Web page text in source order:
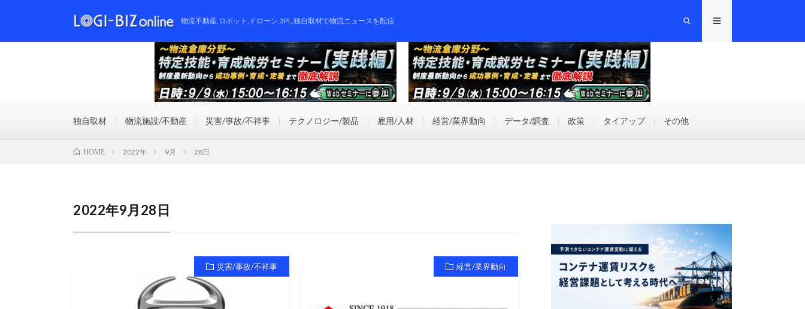
物流不動産,ロボット,ドローン,3PL,独自取材で物流ニュースを配信
独自取材 物流施設/不動産 災害/事故/不祥事 テクノロジー/製品 雇用/人材 経営/業界動向 データ/調査 政策 タイアップ その他
HOME 2022年 9月 28日
2022年9月28日
災害/事故/不祥事 経営/業界動向